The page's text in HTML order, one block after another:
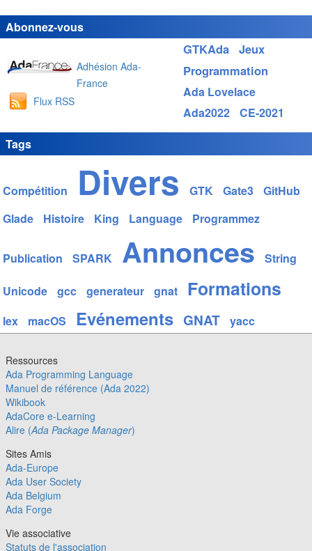
Abonnez-vous
Adhésion Ada-
France
Flux RSS
Tags
GTKAda Jeux
Programmation
Ada Lovelace
Ada2022
CE-2021
Compétition Divers GTK Gate3
GitHub
Glade
Histoire King Language Programmez
Publication SPARK Annonces String
Unicode gcc generateur gnat Formations
lex macOS Evénements GNAT yacc
Ressources
Ada Programming Language
Manuel de référence (Ada 2022)
Wikibook
AdaCore e-Learning
Alire (Ada Package Manager)
Sites Amis
Ada-Europe
Ada User Society
Ada Belgium
Ada Forge
Vie associative
Statuts de l'association